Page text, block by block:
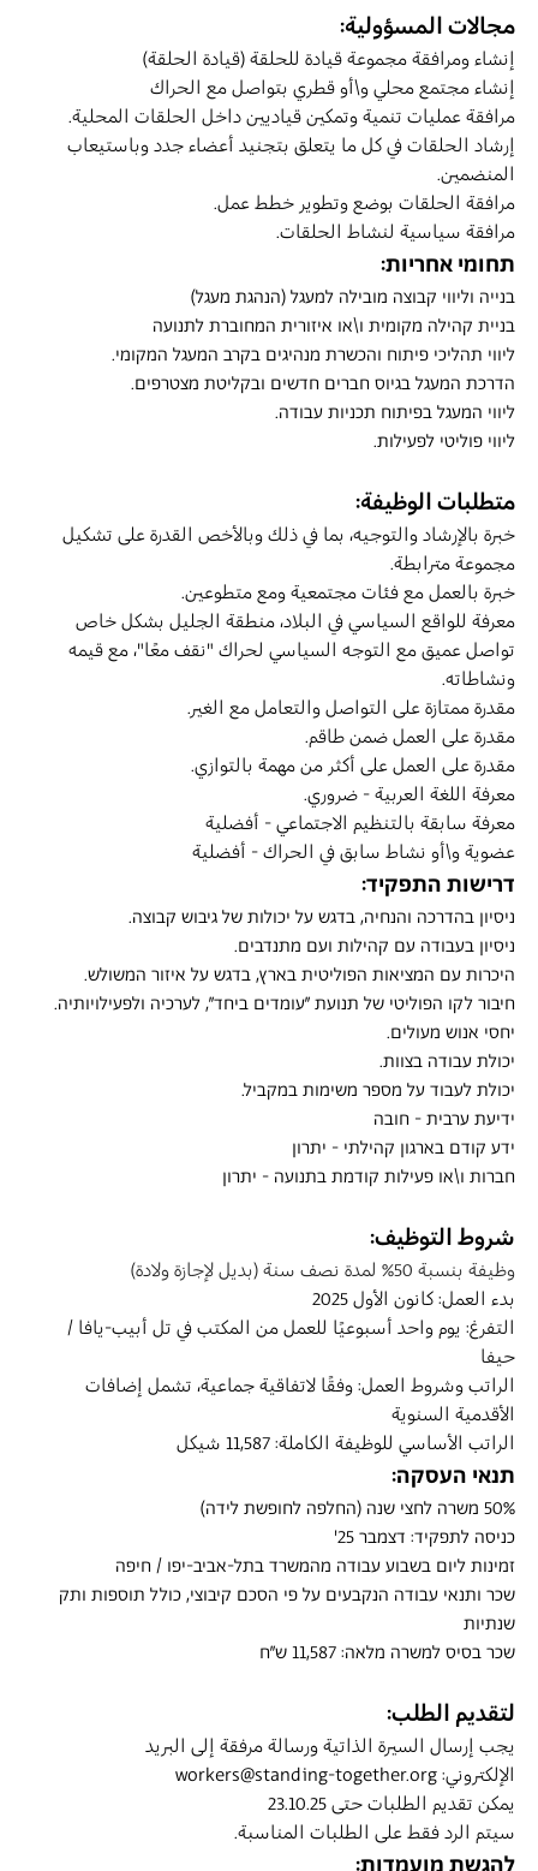
مجالات المسؤولية:
إنشاء ومرافقة مجموعة قيادة للحلقة (قيادة الحلقة)
إنشاء مجتمع محلي و\أو قطري بتواصل مع الحراك
مرافقة عمليات تنمية وتمكين قياديين داخل الحلقات المحلية.
إرشاد الحلقات في كل ما يتعلق بتجنيد أعضاء جدد وباستيعاب
المنضمين.
مرافقة الحلقات بوضع وتطوير خطط عمل.
مرافقة سياسية لنشاط الحلقات.
תחומי אחריות:
בנייה וליווי קבוצה מובילה למעגל (הנהגת מעגל)
בניית קהילה מקומית ו\או איזורית המחוברת לתנועה
ליווי תהליכי פיתוח והכשרת מנהיגים בקרב המעגל המקומי.
הדרכת המעגל בגיוס חברים חדשים ובקליטת מצטרפים.
ליווי המעגל בפיתוח תכניות עבודה.
ליווי פוליטי לפעילות.
متطلبات الوظيفة:
خبرة بالإرشاد والتوجيه، بما في ذلك وبالأخص القدرة على تشكيل
مجموعة مترابطة.
خبرة بالعمل مع فئات مجتمعية ومع متطوعين.
معرفة للواقع السياسي في البلاد، منطقة الجليل بشكل خاص
تواصل عميق مع التوجه السياسي لحراك "نقف معًا"، مع قيمه
ونشاطاته.
مقدرة ممتازة على التواصل والتعامل مع الغير.
مقدرة على العمل ضمن طاقم.
مقدرة على العمل على أكثر من مهمة بالتوازي.
معرفة اللغة العربية - ضروري.
معرفة سابقة بالتنظيم الاجتماعي - أفضلية
عضوية و\أو نشاط سابق في الحراك - أفضلية
דרישות התפקיד:
ניסיון בהדרכה והנחיה, בדגש על יכולות של גיבוש קבוצה.
ניסיון בעבודה עם קהילות ועם מתנדבים.
היכרות עם המציאות הפוליטית בארץ, בדגש על איזור המשולש.
חיבור לקו הפוליטי של תנועת "עומדים ביחד", לערכיה ולפעילויותיה.
יחסי אנוש מעולים.
יכולת עבודה בצוות.
יכולת לעבוד על מספר משימות במקביל.
ידיעת ערבית - חובה
ידע קודם בארגון קהילתי - יתרון
חברות ו\או פעילות קודמת בתנועה - יתרון
شروط التوظيف:
وظيفة بنسبة 50% لمدة نصف سنة (بديل لإجازة ولادة)
بدء العمل: كانون الأول 2025
التفرغ: يوم واحد أسبوعيًا للعمل من المكتب في تل أبيب-يافا /
حيفا
الراتب وشروط العمل: وفقًا لاتفاقية جماعية، تشمل إضافات
الأقدمية السنوية
الراتب الأساسي للوظيفة الكاملة: 11,587 شيكل
תנאי העסקה:
50% משרה לחצי שנה (החלפה לחופשת לידה)
כניסה לתפקיד: דצמבר 25'
זמינות ליום בשבוע עבודה מהמשרד בתל-אביב-יפו / חיפה
שכר ותנאי עבודה הנקבעים על פי הסכם קיבוצי, כולל תוספות ותק
שנתיות
שכר בסיס למשרה מלאה: 11,587 ש״ח
لتقديم الطلب:
يجب إرسال السيرة الذاتية ورسالة مرفقة إلى البريد
الإلكتروني: workers@standing-together.org
يمكن تقديم الطلبات حتى 23.10.25
سيتم الرد فقط على الطلبات المناسبة.